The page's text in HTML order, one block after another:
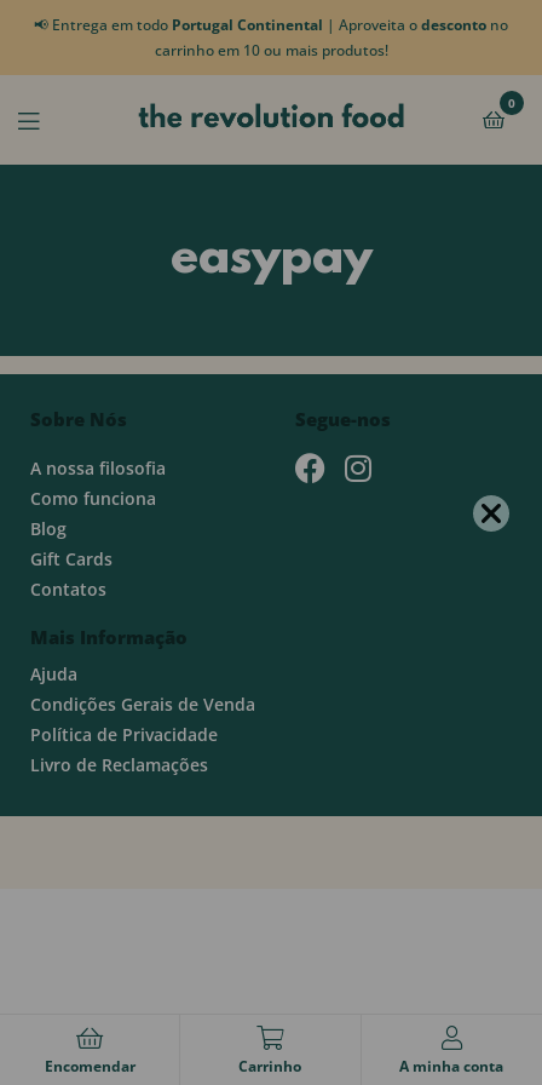
📢 Entrega em todo Portugal Continental | Aproveita odesconto no
carrinho em 10 ou mais produtos!
0
easypay
Sobre Nós
A nossa filosofia
Como funciona
Blog
Gift Cards
Contatos
Mais Informação
Ajuda
Condições Gerais de Venda
Política de Privacidade
Livro de Reclamações
Segue-nos
Encomendar Carrinho A minha conta